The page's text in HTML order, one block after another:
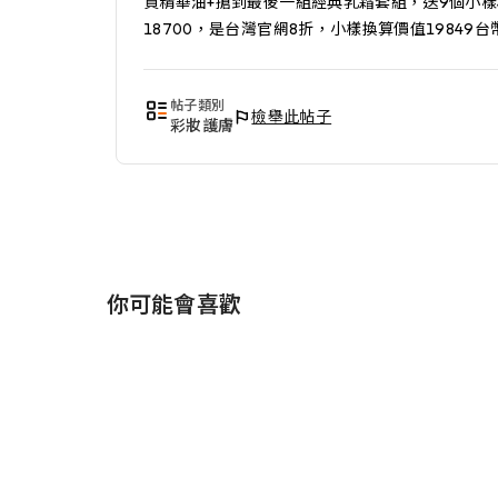
18700，是台灣官網8折，小樣換算價值19849台
帖子類別
彩妝護膚 檢舉此帖子
你可能會喜歡